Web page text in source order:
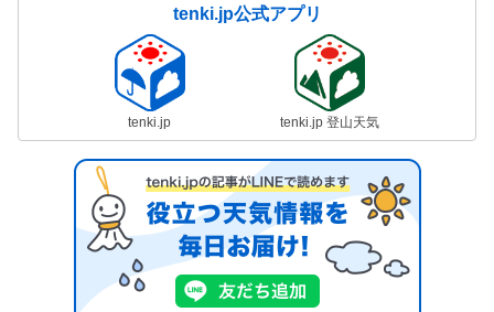
tenki.jp公式アプリ
tenki.jp tenki.jp 登山天気